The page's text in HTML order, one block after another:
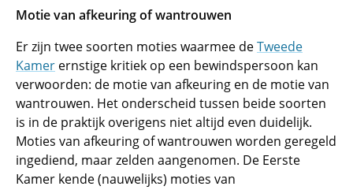
Motie van afkeuring of wantrouwen
Er zijn twee soorten moties waarmee deTweede
Kamer ernstige kritiek op een bewindspersoon kan
verwoorden: de motie van afkeuring en de motie van
wantrouwen. Het onderscheid tussen beide soorten
is in de praktijk overigens niet altijd even duidelijk.
Moties van afkeuring of wantrouwen worden geregeld
ingediend, maar zelden aangenomen. De Eerste
Kamer kende (nauwelijks) moties van